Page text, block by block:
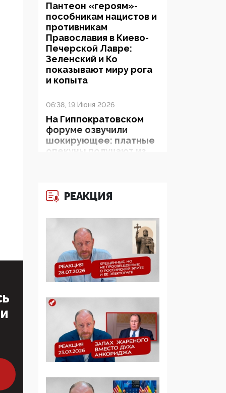
Пантеон «героям»-
пособникам нацистов и
противникам
Православия в Киево-
Печерской Лавре:
Зеленский и Ко
показывают миру рога
и копыта
06:38, 19 Июня 2026
На Гиппократовском
форуме озвучили
шокирующее: платные
опекуны получают из
Обществознания под
редакцией Медведева:
суверенитет,
традиционные
ценности и немного
двоемыслия
11:53, 09 Июня 2026
Прокуратура наконец
увидела
экстремистскую
деятельность ИИТО
цифроглобалисты
продолжают
РЕАКЦИЯ